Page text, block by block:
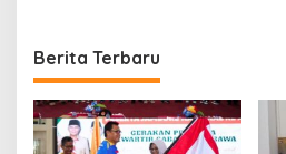
Berita Terbaru